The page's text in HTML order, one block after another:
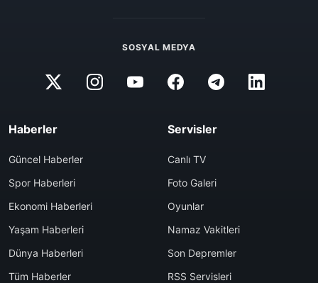
SOSYAL MEDYA
Haberler
Güncel Haberler
Spor Haberleri
Ekonomi Haberleri
Yaşam Haberleri
Dünya Haberleri
Tüm Haberler
Servisler
Canlı TV
Foto Galeri
Oyunlar
Namaz Vakitleri
Son Depremler
RSS Servisleri